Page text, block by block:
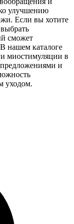
улучшению
Если вы хотите
сможет
нашем каталоге
миостимуляции в
и
уходом.